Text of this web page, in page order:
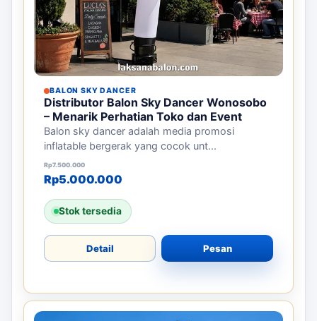
BALON SKY DANCER
Distributor Balon Sky Dancer Wonosobo
– Menarik Perhatian Toko dan Event
Balon sky dancer adalah media promosi
inflatable bergerak yang cocok unt...
Rp7.500.000
Harga aslinya adalah: Rp7.500.000.
Rp5.000.000
Harga saat ini adalah: Rp5.000.000.
Stok tersedia
Detail Pesan